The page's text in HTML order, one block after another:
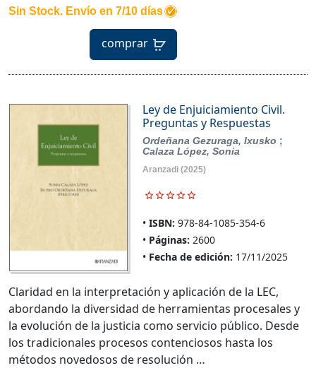
Sin Stock. Envío en 7/10 días
comprar
Ley de Enjuiciamiento Civil.
Preguntas y Respuestas
Ordeñana Gezuraga, Ixusko ;
Calaza López, Sonia
Aranzadi(2025)
ISBN: 978-84-1085-354-6
Páginas: 2600
Fecha de edición: 17/11/2025
Claridad en la interpretación y aplicación de la LEC,
abordando la diversidad de herramientas procesales y
la evolución de la justicia como servicio público. Desde
los tradicionales procesos contenciosos hasta los
métodos novedosos de resolución …